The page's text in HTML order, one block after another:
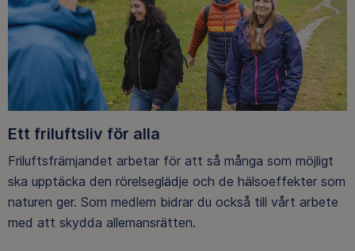
Ett friluftsliv för alla
Friluftsfrämjandet arbetar för att så många som möjligt
ska upptäcka den rörelseglädje och de hälsoeffekter som
naturen ger. Som medlem bidrar du också till vårt arbete
med att skydda allemansrätten.